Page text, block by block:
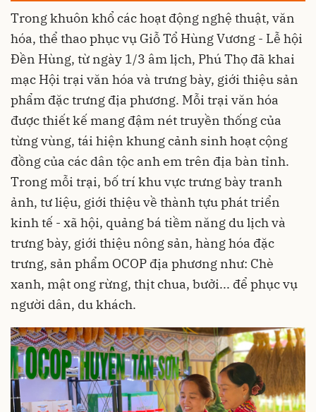
Trong khuôn khổ các hoạt động nghệ thuật, văn
hóa, thể thao phục vụ Giỗ Tổ Hùng Vương - Lễ hội
Ðền Hùng, từ ngày 1/3 âm lịch, Phú Thọ đã khai
mạc Hội trại văn hóa và trưng bày, giới thiệu sản
phẩm đặc trưng địa phương. Mỗi trại văn hóa
được thiết kế mang đậm nét truyền thống của
từng vùng, tái hiện khung cảnh sinh hoạt cộng
đồng của các dân tộc anh em trên địa bàn tỉnh.
Trong mỗi trại, bố trí khu vực trưng bày tranh
ảnh, tư liệu, giới thiệu về thành tựu phát triển
kinh tế - xã hội, quảng bá tiềm năng du lịch và
trưng bày, giới thiệu nông sản, hàng hóa đặc
trưng, sản phẩm OCOP địa phương như: Chè
xanh, mật ong rừng, thịt chua, bưởi... để phục vụ
người dân, du khách.